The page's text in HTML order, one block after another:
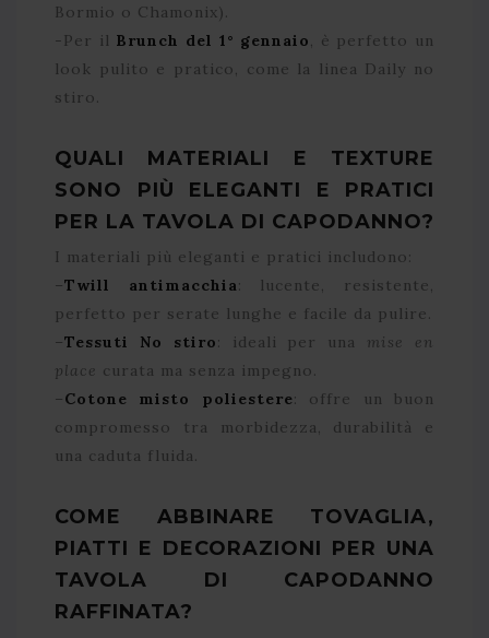
Bormio o Chamonix).
-Per il Brunch del 1° gennaio, è perfetto un
look pulito e pratico, come la linea Daily no
stiro.
QUALI MATERIALI E TEXTURE
SONO PIÙ ELEGANTI E PRATICI
PER LA TAVOLA DI CAPODANNO?
I materiali più eleganti e pratici includono:
–Twill antimacchia: lucente, resistente,
perfetto per serate lunghe e facile da pulire.
–Tessuti No stiro: ideali per una
mise en
place curata ma senza impegno.
–Cotone misto poliestere: offre un buon
compromesso tra morbidezza, durabilità e
una caduta fluida.
COME ABBINARE TOVAGLIA,
PIATTI E DECORAZIONI PER UNA
TAVOLA DI CAPODANNO
RAFFINATA?